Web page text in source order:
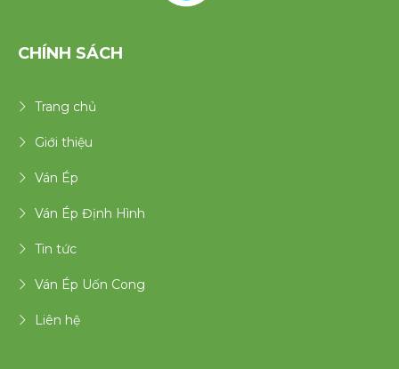
CHÍNH SÁCH
Trang chủ
Giới thiệu
Ván Ép
Ván Ép Định Hình
Tin tức
Ván Ép Uốn Cong
Liên hệ